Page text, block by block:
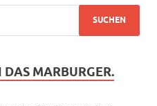
MARBURGER.